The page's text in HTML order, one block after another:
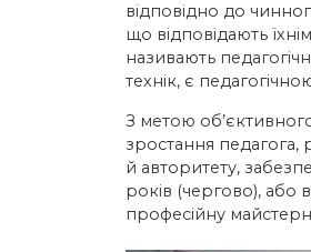
відповідно до
що відповідають
називають
технік, є
З метою
зростання педагога,
й авторитету,
років (чергово), або
професійну